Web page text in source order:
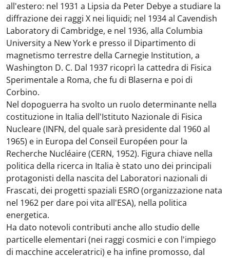
all'estero: nel 1931 a Lipsia da Peter Debye a studiare la
diffrazione dei raggi X nei liquidi; nel 1934 al Cavendish
Laboratory di Cambridge, e nel 1936, alla Columbia
University a New York e presso il Dipartimento di
magnetismo terrestre della Carnegie Institution, a
Washington D. C. Dal 1937 ricoprì la cattedra di Fisica
Sperimentale a Roma, che fu di Blaserna e poi di
Corbino.
Nel dopoguerra ha svolto un ruolo determinante nella
costituzione in Italia dell'Istituto Nazionale di Fisica
Nucleare (INFN, del quale sarà presidente dal 1960 al
1965) e in Europa del Conseil Européen pour la
Recherche Nucléaire (CERN, 1952). Figura chiave nella
politica della ricerca in Italia è stato uno dei principali
protagonisti della nascita del Laboratori nazionali di
Frascati, dei progetti spaziali ESRO (organizzazione nata
nel 1962 per dare poi vita all'ESA), nella politica
energetica.
Ha dato notevoli contributi anche allo studio delle
particelle elementari (nei raggi cosmici e con l'impiego
di macchine acceleratrici) e ha infine promosso, dal